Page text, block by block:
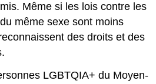
Même si les lois contre les
même sexe sont moins
des droits et des
LGBTQIA+ du Moyen-